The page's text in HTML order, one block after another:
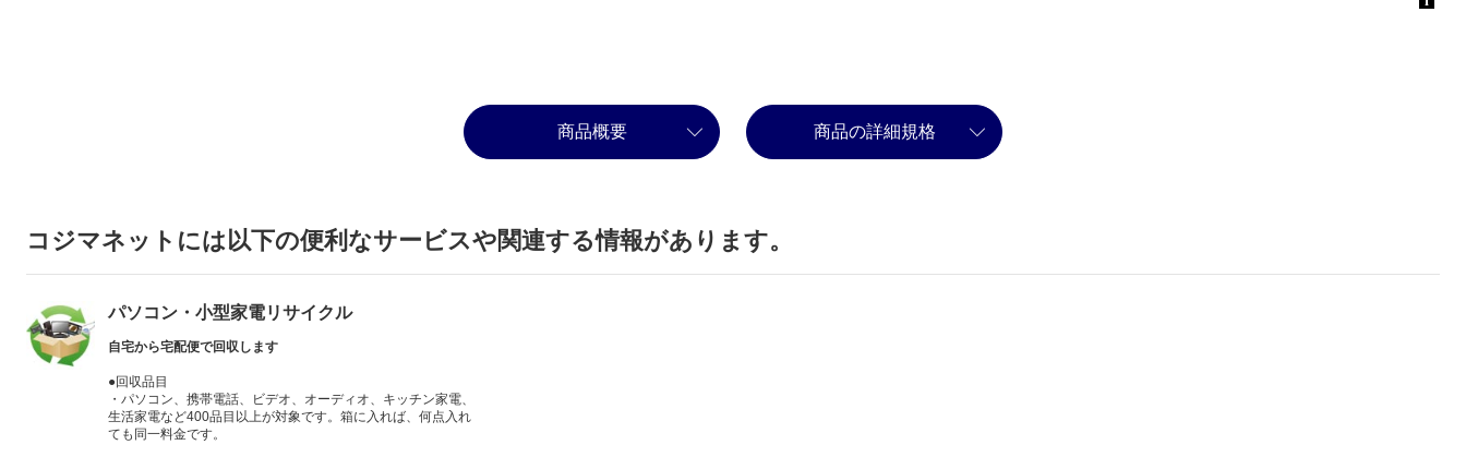
商品概要 商品の詳細規格
コジマネットには以下の便利なサービスや関連する情報があります。
パソコン・小型家電リサイクル
自宅から宅配便で回収します
●回収品目
・パソコン、携帯電話、ビデオ、オーディオ、キッチン家電、
生活家電など400品目以上が対象です。箱に入れば、何点入れ
ても同一料金です。